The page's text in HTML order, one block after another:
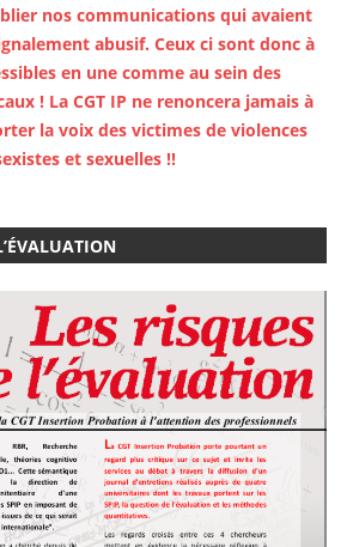
nos communications qui avaient
abusif. Ceux ci sont donc à
en une comme au sein des
! La CGT IP ne renoncera jamais à
la voix des victimes de violences
et sexuelles !!